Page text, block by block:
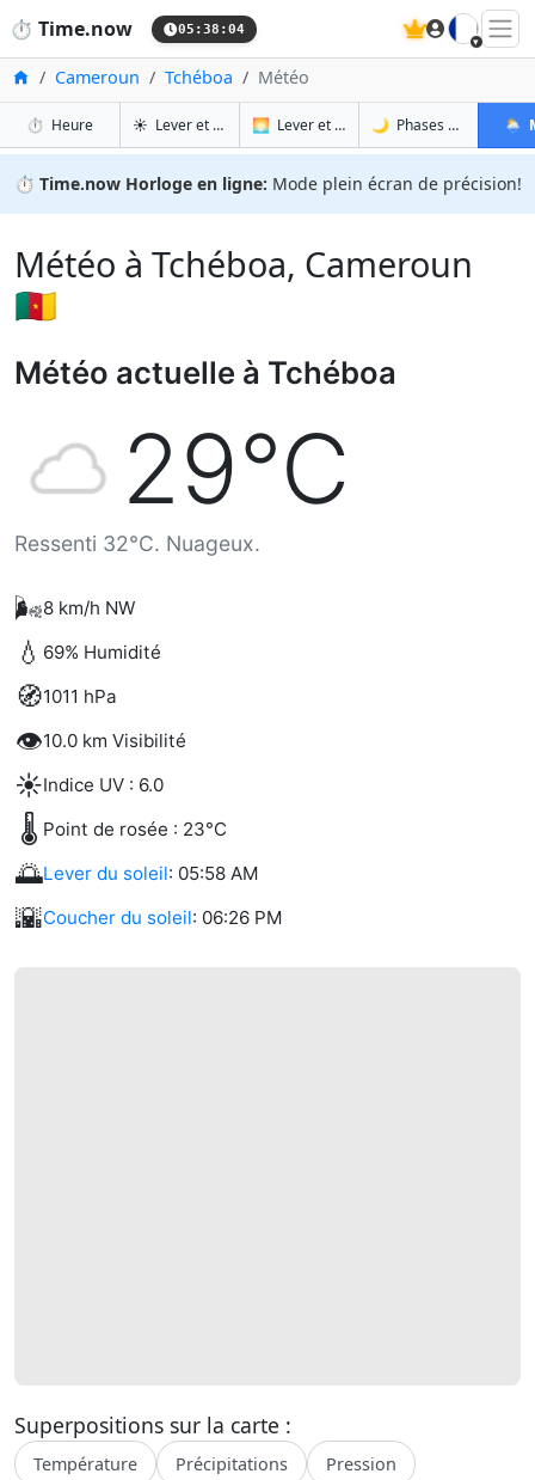
⏱️ Time.now 05:38:05 🇫🇷
Accueil
Cameroun Tchéboa Météo
⏱️ Heureà Tchéboa
☀️ Lever et coucher du soleil à Tchéboa
🌅 Lever et coucher du soleil demain à
🌙 Phases de la Lune à
🌦️
⏱️ Time.now Horloge en ligne: Mode plein écran de précision!
Météo à Tchéboa, Cameroun
🇨🇲
Météo actuelle à Tchéboa
29°C
Ressenti 32°C. Nuageux.
🌬️8 km/h NW
💧 69% Humidité
🧭1011 hPa
👁️10.0 km Visibilité
☀️Indice UV : 6.0
🌡️ Point de rosée : 23°C
🌅Lever du soleil: 05:58 AM
🌇Coucher du soleil: 06:26 PM
Superpositions sur la carte :
Température Précipitations Pression